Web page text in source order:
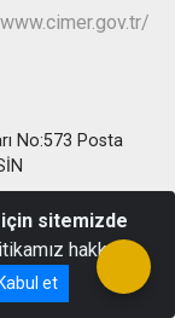
No:573 Posta
sitemizde
hakkında
Kabul et